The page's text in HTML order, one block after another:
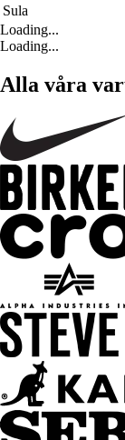
Sula
Loading...
Loading...
Alla våra